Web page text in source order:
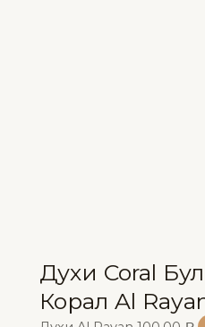
Духи Coral
Корал Al